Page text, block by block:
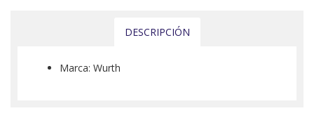
DESCRIPCIÓN
Marca: Wurth